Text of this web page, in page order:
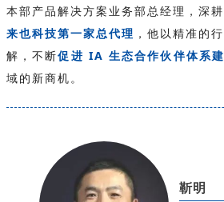
本部产品解决方案业务部总经理，深
来也科技第一家总代理 ，他以精准的
解，不断促进 IA 生态合作伙伴体系
域的新商机。
靳明